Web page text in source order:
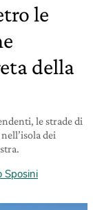
le
della
le strade di
dei
Sposini